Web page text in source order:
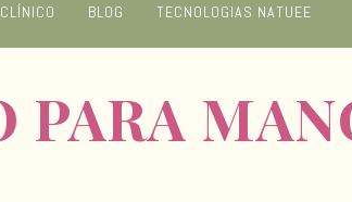
BLOG TECNOLOGIAS NATUEE
PARA